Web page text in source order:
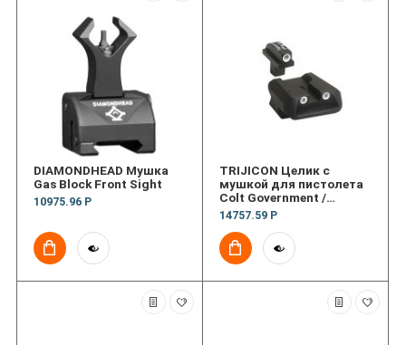
DIAMONDHEAD Мушка
Gas Block Front Sight
10975.96 Р
TRIJICON Целик с
мушкой для пистолета
Colt Government /
Combat Commander 3
Night Sight Set
14757.59 Р